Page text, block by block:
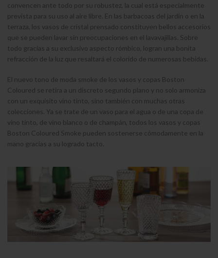
convencen ante todo por su robustez, la cual está especialmente
prevista para su uso al aire libre. En las barbacoas del jardín o en la
terraza, los vasos de cristal prensado constituyen bellos accesorios
que se pueden lavar sin preocupaciones en el lavavajillas. Sobre
todo gracias a su exclusivo aspecto rómbico, logran una bonita
refracción de la luz que resaltará el colorido de numerosas bebidas.
El nuevo tono de moda smoke de los vasos y copas Boston
Coloured se retira a un discreto segundo plano y no solo armoniza
con un exquisito vino tinto, sino también con muchas otras
colecciones. Ya se trate de un vaso para el agua o de una copa de
vino tinto, de vino blanco o de champán, todos los vasos y copas
Boston Coloured Smoke pueden sostenerse cómodamente en la
mano gracias a su logrado tacto.